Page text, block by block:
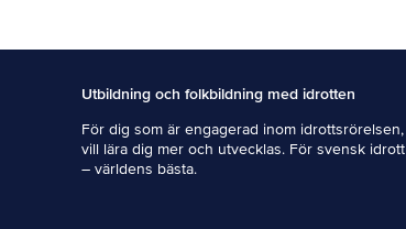
Utbildning och folkbildning med idrotten
För dig som är engagerad inom idrottsrörelsen,
vill lära dig mer och utvecklas. För svensk idrott
– världens bästa.